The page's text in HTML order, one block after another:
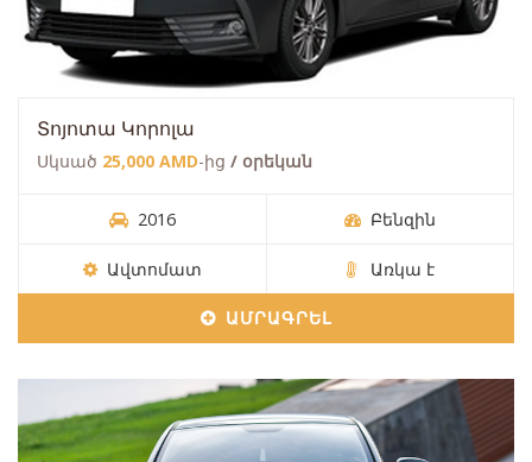
Տոյոտա Կորոլա
Սկսած 25,000 AMD-ից / օրեկան
2016 Բենզին
Ավտոմատ Առկա է
ԱՄՐԱԳՐԵԼ